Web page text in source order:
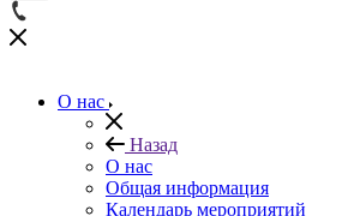
О нас
Назад
О нас
Общая информация
Календарь мероприятий